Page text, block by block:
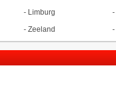
- Limburg -
- Zeeland -